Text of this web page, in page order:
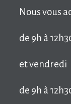
Nous vous
de 9h à
et vendredi
de 9h à